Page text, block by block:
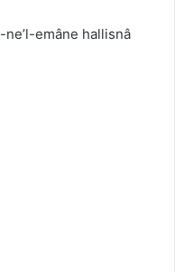
emâne hallisnâ